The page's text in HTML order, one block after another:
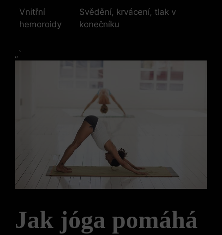
Vnitřní
hemoroidy
Svědění, krvácení, tlak v
konečníku
„`
Jak jóga pomáhá